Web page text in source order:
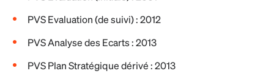
PVS Evaluation (de suivi) : 2012
PVS Analyse des Ecarts : 2013
PVS Plan Stratégique dérivé : 2013